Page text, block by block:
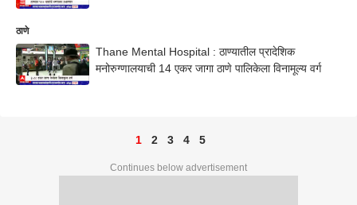
ठाणे
Thane Mental Hospital : ठाण्यातील प्रादेशिक
मनोरुग्णालयाची 14 एकर जागा ठाणे पालिकेला विनामूल्य वर्ग
1 2 3 4 5
Continues below advertisement